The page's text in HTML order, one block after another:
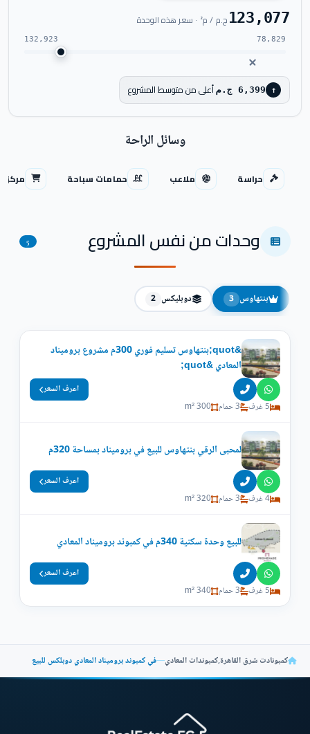
123,077ج.م / م² · سعر هذه الوحدة
78,829
132,923
↑ 6,399 ج.م أعلى من متوسط المشروع
وسائل الراحة
حراسة ملاعب حمامات سباحة مركز
وحدات من نفس المشروع 5
بنتهاوس 3 دوبليكس 2
&quot;بنتهاوس تسليم فوري 300م مشروع بروميناد
المعادي &quot;
5 غرف 3 حمام 300 m²
اعرف السعر
لمحبى الرقي بنتهاوس للبيع في بروميناد بمساحة 320م
4 غرف 3 حمام 320 m²
اعرف السعر
للبيع وحدة سكنية 340م في كمبوند بروميناد المعادي
5 غرف 3 حمام 340 m²
اعرف السعر
كمبونادت شرق القاهرة,كمبوندات المعادي—في كمبوند بروميناد المعادي دوبلكس للبيع